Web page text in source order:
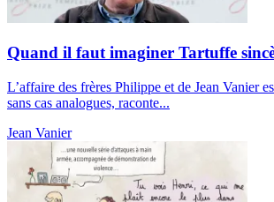
Quand il faut imaginer Tartuffe
L’affaire des frères Philippe et de Jean Vanier
sans cas analogues, raconte...
Jean Vanier